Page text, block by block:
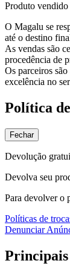
Produto
O Magalu se
até o destino
As vendas são
procedência de
Os parceiros
excelência no
Política
Fechar
Devolução
Devolva seu
Para devolver o
Políticas de
Denunciar